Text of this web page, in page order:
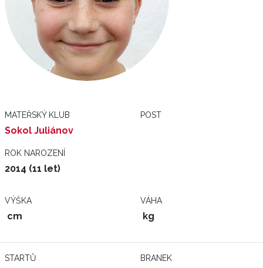
MATEŘSKÝ KLUB
Sokol Juliánov
POST
ROK NAROZENÍ
2014 (11 let)
VÝŠKA
cm
VÁHA
kg
STARTŮ BRANEK